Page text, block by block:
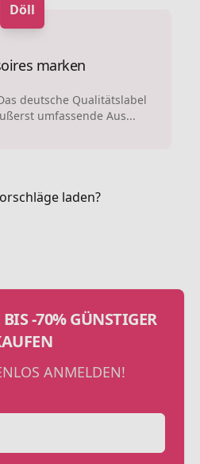
Döll
marken
deutsche Qualitätslabel
umfassende Aus...
laden?
-70% GÜNSTIGER
ANMELDEN!